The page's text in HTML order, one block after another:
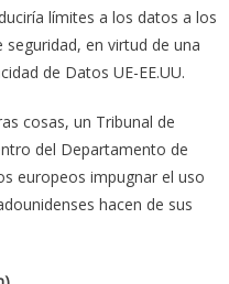
límites a los datos a los
seguridad, en virtud de una
de Datos UE-EE.UU.
cosas, un Tribunal de
del Departamento de
europeos impugnar el uso
hacen de sus